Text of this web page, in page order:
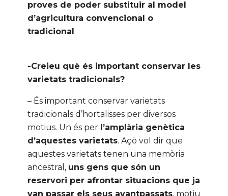
proves de poder substituir al model
d’agricultura convencional o
tradicional.
-Creieu què és important conservar les
varietats tradicionals?
– És important conservar varietats
tradicionals d’hortalisses per diversos
motius. Un és per l’amplària genètica
d’aquestes varietats. Açò vol dir que
aquestes varietats tenen una memòria
ancestral, uns gens que són un
reservori per afrontar situacions que ja
van passar els seus avantpassats, motiu